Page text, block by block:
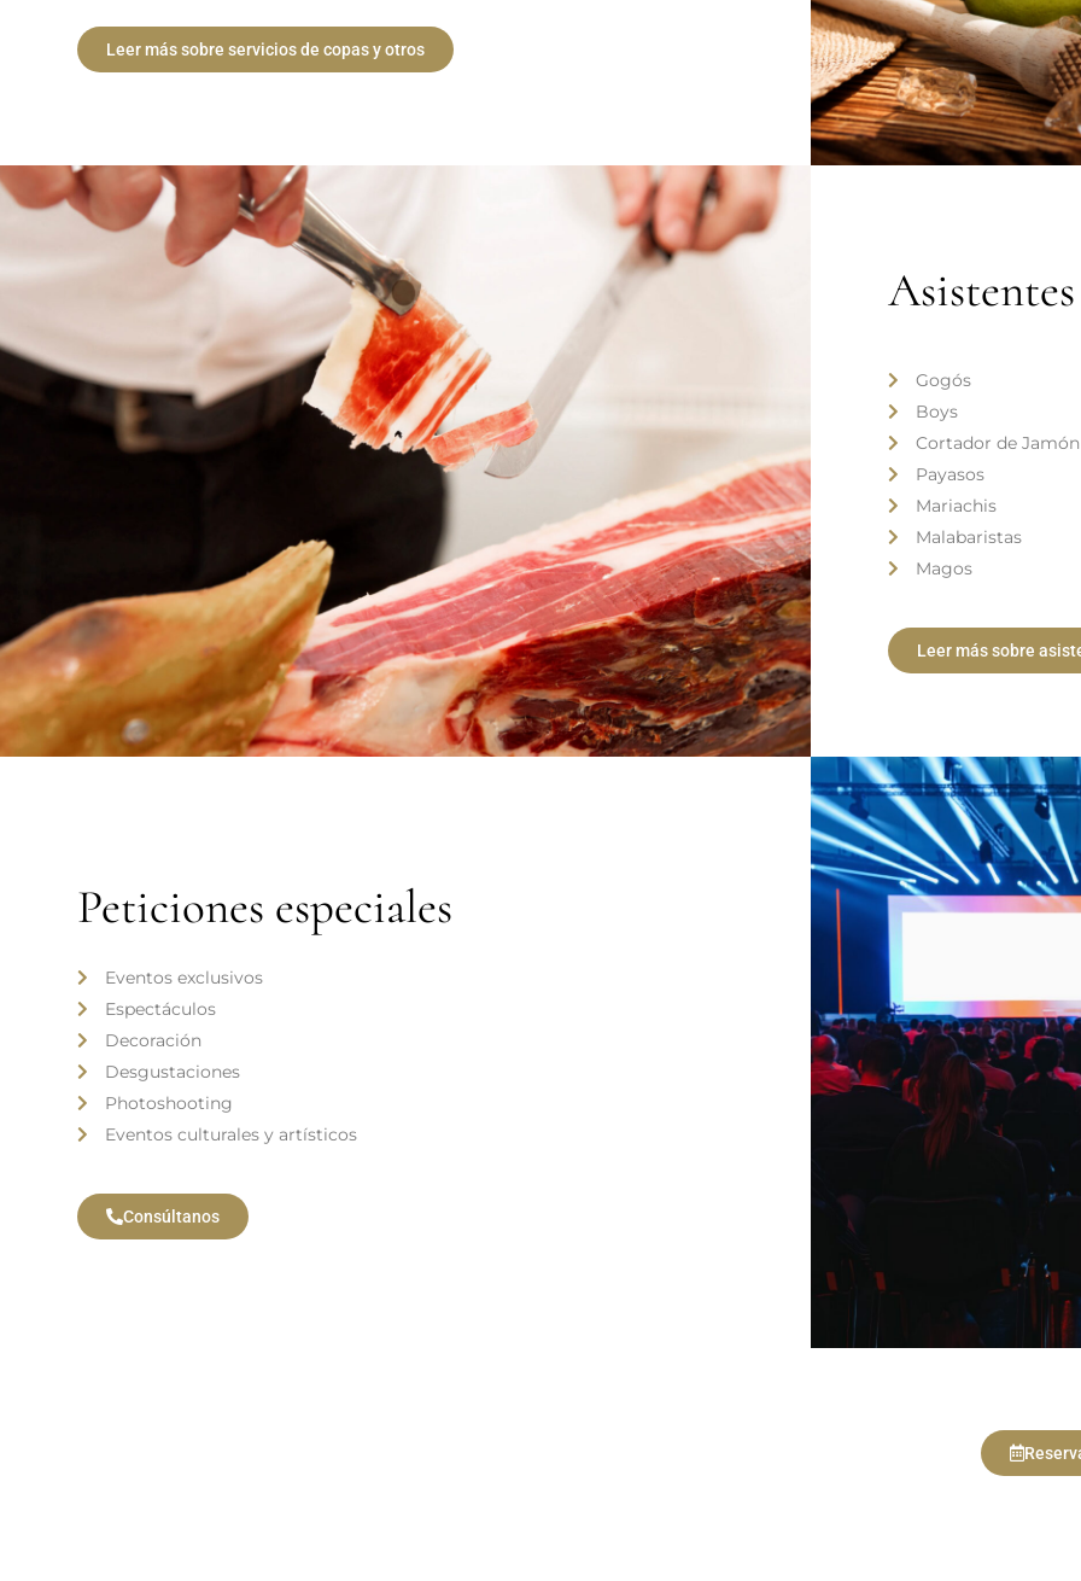
Leer más sobre servicios de copas y otros
Gogós
Boys
Cortador de Jamón
Payasos
Mariachis
Malabaristas
Magos
Leer más sobre
Peticiones especiales
Eventos exclusivos
Espectáculos
Decoración
Desgustaciones
Photoshooting
Eventos culturales y artísticos
Consúltanos